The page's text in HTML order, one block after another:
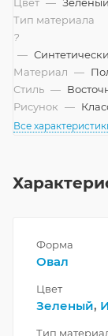
Цвет —
Тип материала
?
—
Материал —
Стиль —
Рисунок —
Все
Форма
Овал
Цвет
Зеленый,
Тип